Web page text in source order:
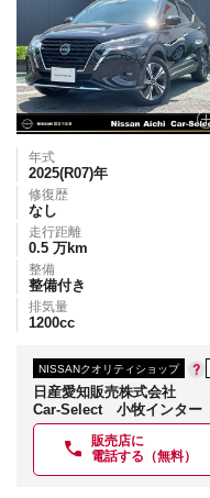
年式
2025(R07)年
修復歴
なし
走行距離
0.5 万km
整備
整備付き
排気量
1200cc
NISSANクオリティショップ
日産愛知販売株式会社
Car-Select 小牧インター
販売店に
電話する（無料）